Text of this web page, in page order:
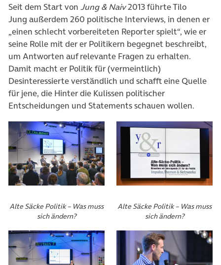
Seit dem Start von Jung & Naiv2013 führte Tilo
Jung außerdem 260 politische Interviews, in denen er
„einen schlecht vorbereiteten Reporter spielt“, wie er
seine Rolle mit der er Politikern begegnet beschreibt,
um Antworten auf relevante Fragen zu erhalten.
Damit macht er Politik für (vermeintlich)
Desinteressierte verständlich und schafft eine Quelle
für jene, die Hinter die Kulissen politischer
Entscheidungen und Statements schauen wollen.
Alte Säcke Politik – Was muss
sich ändern?
Alte Säcke Politik – Was muss
sich ändern?